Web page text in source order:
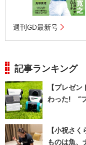
週刊GD最新号
記事ランキング
【プレゼ
わった! “
【小祝さ
ものは魚、